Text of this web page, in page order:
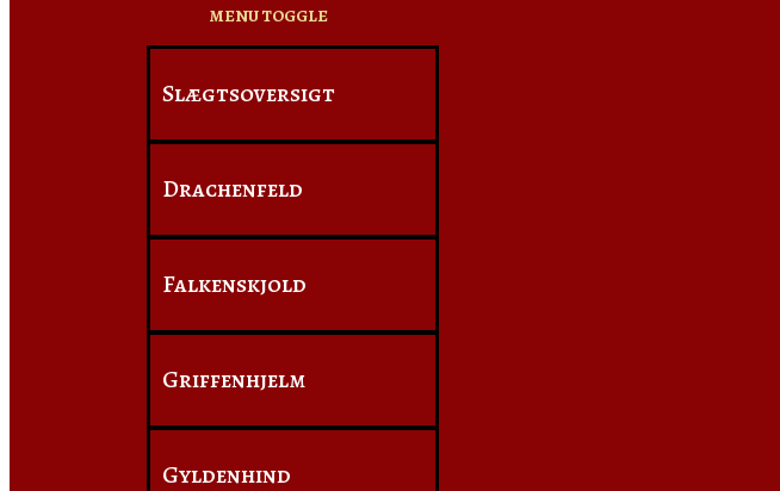
MENU TOGGLE
Slægtsoversigt
Drachenfeld
Falkenskjold
Griffenhjelm
Gyldenhind